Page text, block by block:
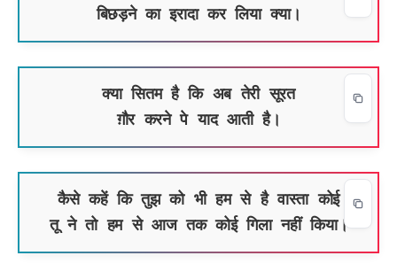
बिछड़ने का इरादा कर लिया क्या।
क्या सितम है कि अब तेरी सूरत
ग़ौर करने पे याद आती है।
कैसे कहें कि तुझ को भी हम से है वास्ता कोई
तू ने तो हम से आज तक कोई गिला नहीं किया।